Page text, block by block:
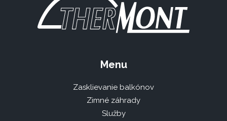
Menu
Zasklievanie balkónov
Zimné záhrady
Služby